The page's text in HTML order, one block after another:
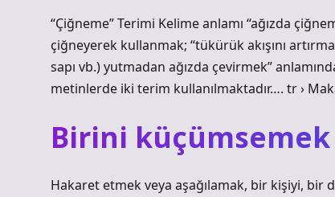
“Çiğneme” Terimi Kelime anlamı “ağızda
çiğneyerek kullanmak; “tükürük akışını
sapı vb.) yutmadan ağızda çevirmek”
metinlerde iki terim kullanılmaktadır…. tr ›
Birini
Hakaret etmek veya aşağılamak, bir kişiyi,